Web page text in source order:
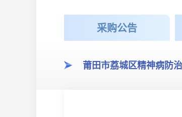
采购公告
莆田市荔城区精神病防